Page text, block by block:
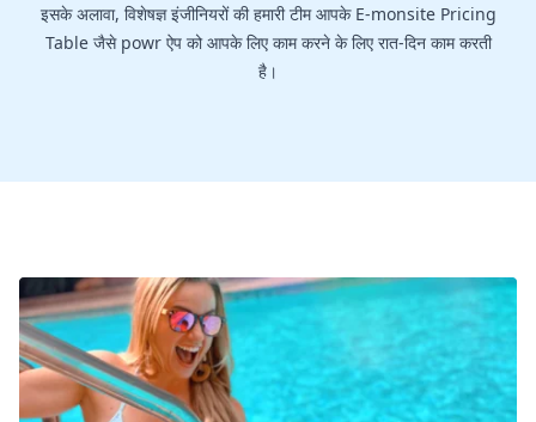
इसके अलावा, विशेषज्ञ इंजीनियरों की हमारी टीम आपके E-monsite Pricing
Table जैसे powr ऐप को आपके लिए काम करने के लिए रात-दिन काम करती
है।